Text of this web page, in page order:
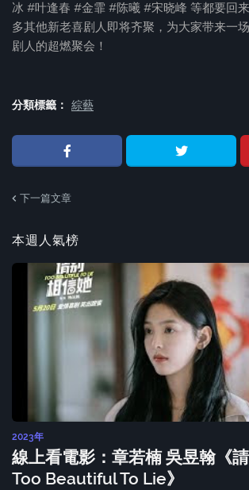
冰 #叶逢春 #金霏 #陈曦 #宋晓峰 等都要回
多其他新老喜剧人即将齐聚，为大家带来一
剧人的超燃聚会！
分類標籤： 綜藝
下一篇文章
本週人氣榜
2023年
線上看電影：章若楠 吳昱翰《
Too Beautiful To Lie》